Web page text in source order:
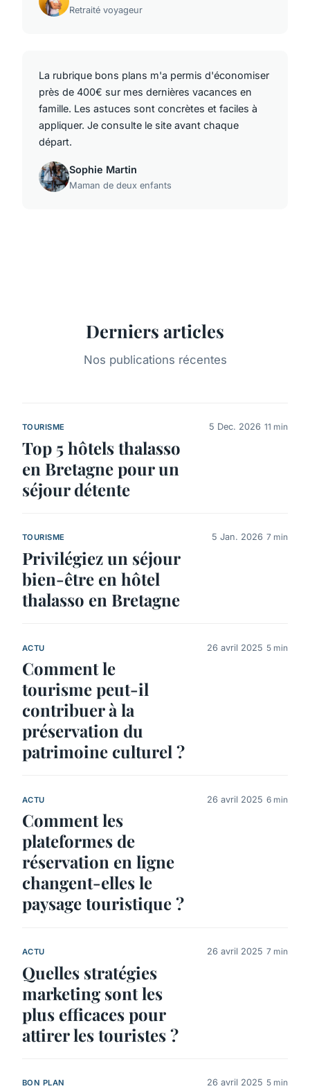
Retraité voyageur
La rubrique bons plans m'a permis d'économiser
près de 400€ sur mes dernières vacances en
famille. Les astuces sont concrètes et faciles à
appliquer. Je consulte le site avant chaque
départ.
Sophie Martin
Maman de deux enfants
Derniers articles
Nos publications récentes
TOURISME
Top 5 hôtels thalasso
en Bretagne pour un
séjour détente
5 Dec. 2026 11 min
TOURISME
Privilégiez un séjour
bien-être en hôtel
thalasso en Bretagne
5 Jan. 2026 7 min
ACTU
Comment le
tourisme peut-il
contribuer à la
préservation du
patrimoine culturel ?
26 avril 2025 5 min
ACTU
Comment les
plateformes de
réservation en ligne
changent-elles le
paysage touristique ?
26 avril 2025 6 min
ACTU
Quelles stratégies
marketing sont les
plus efficaces pour
attirer les touristes ?
26 avril 2025 7 min
BON PLAN 26 avril 2025 5 min